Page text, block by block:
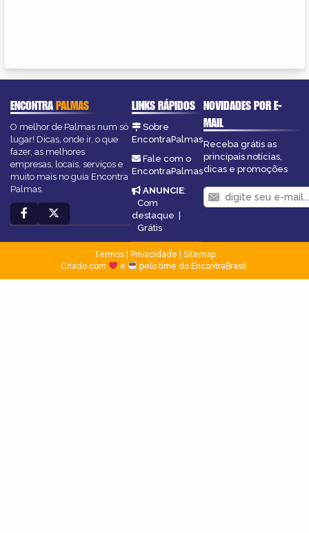
ENCONTRAPALMAS
O melhor de Palmas num só
lugar! Dicas, onde ir, o que
fazer, as melhores
empresas, locais, serviços e
muito mais no guia Encontra
Palmas.
LINKS RÁPIDOS
Sobre
EncontraPalmas
Fale com o
EncontraPalmas
ANUNCIE:
Com
destaque
Grátis
NOVIDADES POR E-
MAIL
Receba grátis as
principais notícias,
dicas e promoções
Termos| Privacidade
Sitemap
Criado com
e pelo time do EncontraBrasil